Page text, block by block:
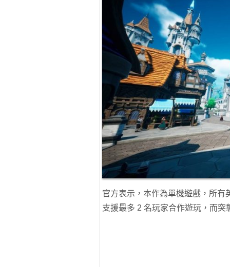
官方表示，本作為單機遊戲，所
支援最多 2 名玩家合作遊玩，而